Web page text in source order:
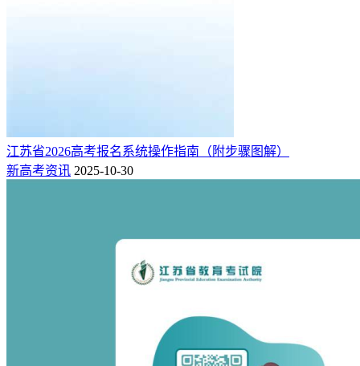
江苏省2026高考报名系统操作指南（附步骤图解）
新高考资讯 2025-10-30